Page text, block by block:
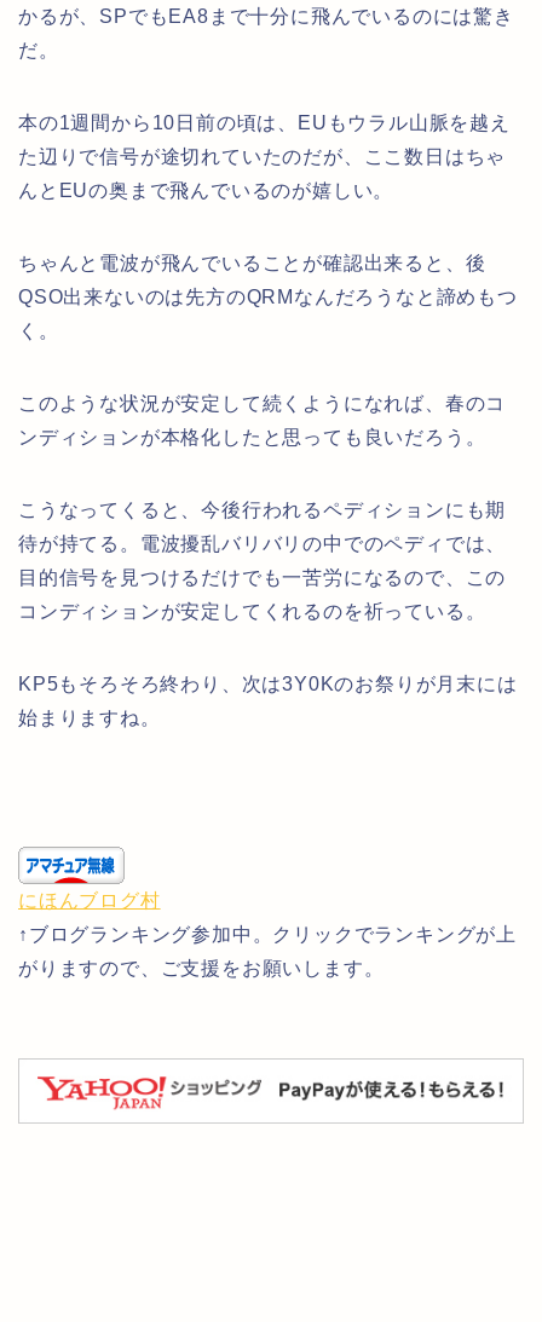
かるが、SPでもEA8まで十分に飛んでいるのには驚き
だ。
本の1週間から10日前の頃は、EUもウラル山脈を越え
た辺りで信号が途切れていたのだが、ここ数日はちゃ
んとEUの奥まで飛んでいるのが嬉しい。
ちゃんと電波が飛んでいることが確認出来ると、後
QSO出来ないのは先方のQRMなんだろうなと諦めもつ
く。
このような状況が安定して続くようになれば、春のコ
ンディションが本格化したと思っても良いだろう。
こうなってくると、今後行われるペディションにも期
待が持てる。電波擾乱バリバリの中でのペディでは、
目的信号を見つけるだけでも一苦労になるので、この
コンディションが安定してくれるのを祈っている。
KP5もそろそろ終わり、次は3Y0Kのお祭りが月末には
始まりますね。
にほんブログ村
↑ブログランキング参加中。クリックでランキングが上
がりますので、ご支援をお願いします。